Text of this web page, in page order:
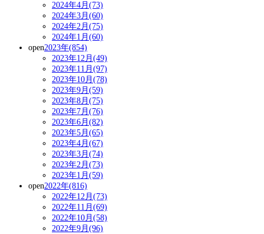
2024年4月(73)
2024年3月(60)
2024年2月(75)
2024年1月(60)
open2023年(854)
2023年12月(49)
2023年11月(97)
2023年10月(78)
2023年9月(59)
2023年8月(75)
2023年7月(76)
2023年6月(82)
2023年5月(65)
2023年4月(67)
2023年3月(74)
2023年2月(73)
2023年1月(59)
open2022年(816)
2022年12月(73)
2022年11月(69)
2022年10月(58)
2022年9月(96)